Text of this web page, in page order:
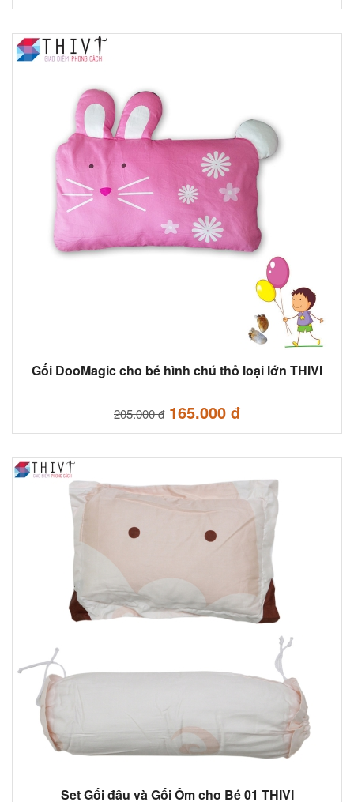
Gối DooMagic cho bé hình chú thỏ loại lớn THIVI
205.000 đ165.000 đ
Set Gối đầu và Gối Ôm cho Bé 01 THIVI